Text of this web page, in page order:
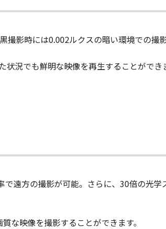
影時には0.002ルクスの暗い環境での撮影
況でも鮮明な映像を再生することができ
遠方の撮影が可能。さらに、30倍の光学
な映像を撮影することができます。